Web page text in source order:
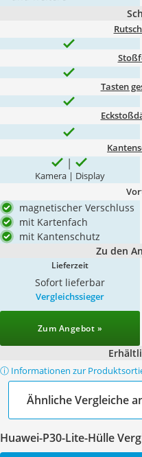
Tasten
Kamera | Display
magnetischer Verschluss
mit Kartenfach
mit Kantenschutz
Zu den
Lieferzeit
Sofort lieferbar
Vergleichssieger
Zum Angebot »
ⓘ Informationen zur
Ähnliche Vergleiche
Huawei-P30-Lite-Hülle